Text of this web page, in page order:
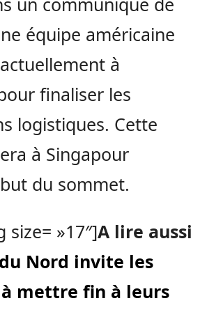
équipe américaine
à
finaliser les
logistiques. Cette
à Singapour
du sommet.
size= »17″]A lire aussi
Nord invite les
mettre fin à leurs